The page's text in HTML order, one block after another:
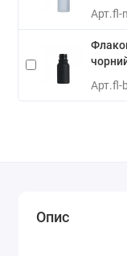
Арт.fl-
Арт.fl-
Опис